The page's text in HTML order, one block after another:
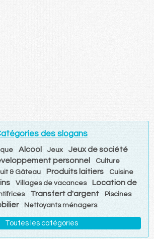
des slogans
Alcool Jeux Jeux de société
personnel Culture
& Gâteau Produits laitiers Cuisine
Villages de vacances
Location de
Transfert d'argent Piscines
Nettoyants ménagers
Toutes les catégories